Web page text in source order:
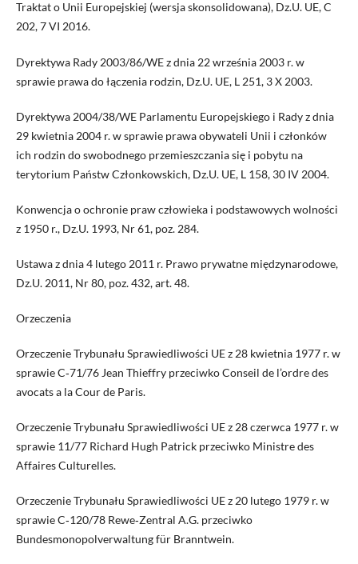
Traktat o Unii Europejskiej (wersja skonsolidowana), Dz.U. UE, C
202, 7 VI 2016.
Dyrektywa Rady 2003/86/WE z dnia 22 września 2003 r. w
sprawie prawa do łączenia rodzin, Dz.U. UE, L 251, 3 X 2003.
Dyrektywa 2004/38/WE Parlamentu Europejskiego i Rady z dnia
29 kwietnia 2004 r. w sprawie prawa obywateli Unii i członków
ich rodzin do swobodnego przemieszczania się i pobytu na
terytorium Państw Członkowskich, Dz.U. UE, L 158, 30 IV 2004.
Konwencja o ochronie praw człowieka i podstawowych wolności
z 1950 r., Dz.U. 1993, Nr 61, poz. 284.
Ustawa z dnia 4 lutego 2011 r. Prawo prywatne międzynarodowe,
Dz.U. 2011, Nr 80, poz. 432, art. 48.
Orzeczenia
Orzeczenie Trybunału Sprawiedliwości UE z 28 kwietnia 1977 r. w
sprawie C‑71/76 Jean Thieffry przeciwko Conseil de l’ordre des
avocats a la Cour de Paris.
Orzeczenie Trybunału Sprawiedliwości UE z 28 czerwca 1977 r. w
sprawie 11/77 Richard Hugh Patrick przeciwko Ministre des
Affaires Culturelles.
Orzeczenie Trybunału Sprawiedliwości UE z 20 lutego 1979 r. w
sprawie C‑120/78 Rewe‑Zentral A.G. przeciwko
Bundesmonopolverwaltung für Branntwein.